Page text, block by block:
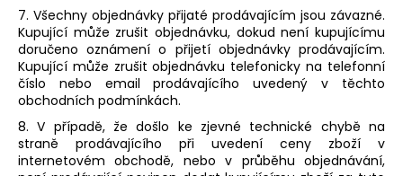
7. Všechny objednávky přijaté prodávajícím jsou závazné.
Kupující může zrušit objednávku, dokud není kupujícímu
doručeno oznámení o přijetí objednávky prodávajícím.
Kupující může zrušit objednávku telefonicky na telefonní
číslo nebo email prodávajícího uvedený v těchto
obchodních podmínkách.
8. V případě, že došlo ke zjevné technické chybě na
straně prodávajícího při uvedení ceny zboží v
internetovém obchodě, nebo v průběhu objednávání,